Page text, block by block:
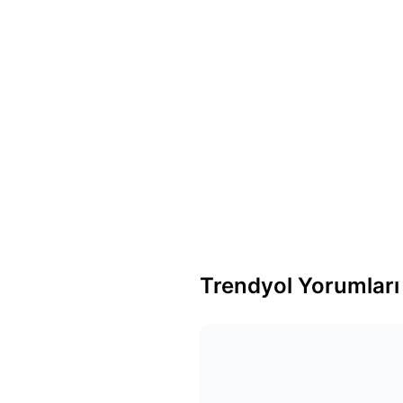
Trendyol Yorumları